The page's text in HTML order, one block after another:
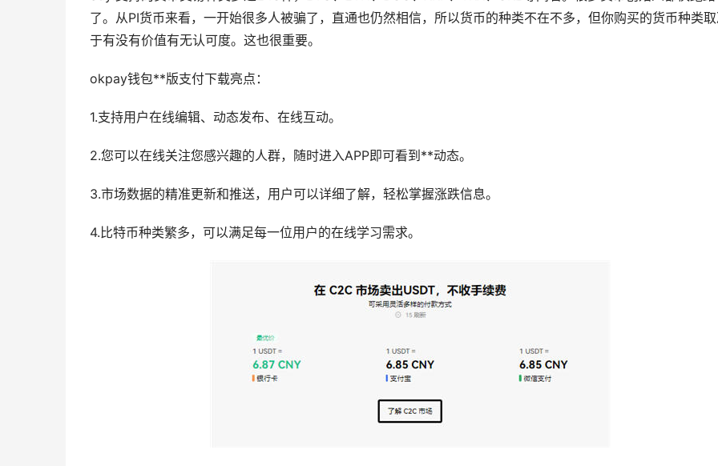
了。从PI货币来看，一开始很多人被骗了，直通也仍然相信，所以货币的种类不在不多，但你购买的货币种类
于有没有价值有无认可度。这也很重要。
okpay钱包**版支付下载亮点：
1.支持用户在线编辑、动态发布、在线互动。
2.您可以在线关注您感兴趣的人群，随时进入APP即可看到**动态。
3.市场数据的精准更新和推送，用户可以详细了解，轻松掌握涨跌信息。
4.比特币种类繁多，可以满足每一位用户的在线学习需求。